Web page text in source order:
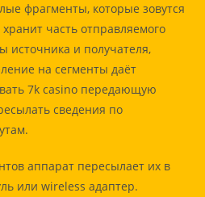
фрагменты, которые зовутся
часть отправляемого
источника и получателя,
на сегменты даёт
7k casino передающую
сведения по
аппарат пересылает их в
или wireless адаптер.